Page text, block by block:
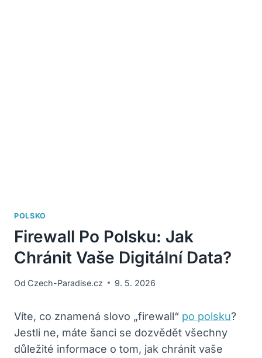
POLSKO
Firewall Po Polsku: Jak
Chránit Vaše Digitální Data?
Od Czech-Paradise.cz 9. 5. 2026
Víte, co znamená slovo „firewall“ po polsku?
Jestli ne, máte šanci se dozvědět všechny
důležité informace o tom, jak chránit vaše